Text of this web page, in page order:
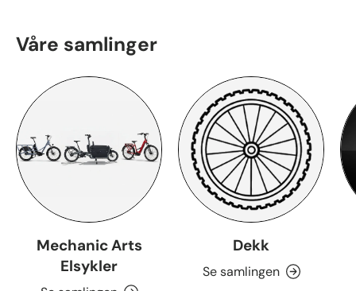
Våre samlinger
Mechanic Arts
Elsykler
Dekk
Se samlingen